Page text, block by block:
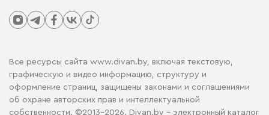
Все ресурсы сайта www.divan.by, включая текстовую,
графическую и видео информацию, структуру и
оформление страниц, защищены законами и соглашениями
об охране авторских прав и интеллектуальной
собственности. ©2013-2026. Divan.by - электронный каталог